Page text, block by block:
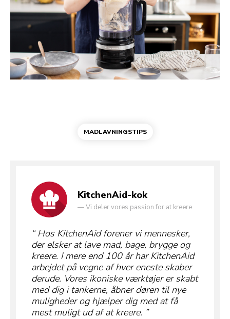
MADLAVNINGSTIPS
KitchenAid-kok
—Vi deler vores passion for at kreere
Hos KitchenAid forener vi mennesker,
der elsker at lave mad, bage, brygge og
kreere. I mere end 100 år har KitchenAid
arbejdet på vegne af hver eneste skaber
derude. Vores ikoniske værktøjer er skabt
med dig i tankerne, åbner døren til nye
muligheder og hjælper dig med at få
mest muligt ud af at kreere.